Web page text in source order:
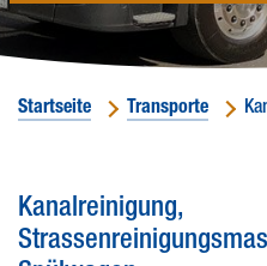
Startseite Transporte
Kanalreinigung,